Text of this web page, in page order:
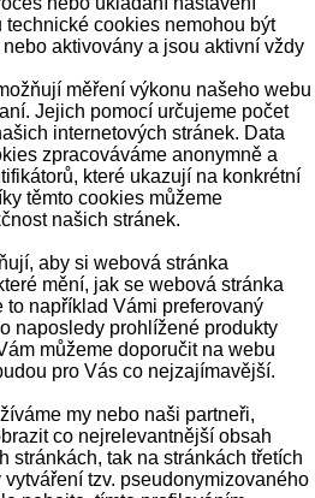
cookies nemohou být
aktivovány a jsou aktivní vždy
měření výkonu našeho webu
Jejich pomocí určujeme počet
internetových stránek. Data
zpracováváme anonymně a
které ukazují na konkrétní
těmto cookies můžeme
našich stránek.
aby si webová stránka
mění, jak se webová stránka
například Vámi preferovaný
naposledy prohlížené produkty
můžeme doporučit na webu
pro Vás co nejzajímavější.
my nebo naši partneři,
co nejrelevantnější obsah
stránkách, tak na stránkách třetích
tzv. pseudonymizovaného